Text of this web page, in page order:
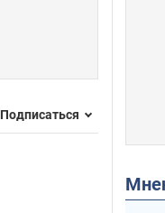
Подписаться